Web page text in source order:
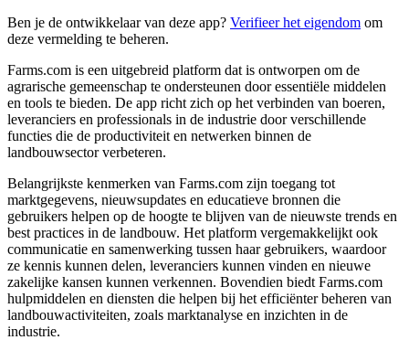
Ben je de ontwikkelaar van deze app? Verifieer het eigendom om
deze vermelding te beheren.
Farms.com is een uitgebreid platform dat is ontworpen om de
agrarische gemeenschap te ondersteunen door essentiële middelen
en tools te bieden. De app richt zich op het verbinden van boeren,
leveranciers en professionals in de industrie door verschillende
functies die de productiviteit en netwerken binnen de
landbouwsector verbeteren.
Belangrijkste kenmerken van Farms.com zijn toegang tot
marktgegevens, nieuwsupdates en educatieve bronnen die
gebruikers helpen op de hoogte te blijven van de nieuwste trends en
best practices in de landbouw. Het platform vergemakkelijkt ook
communicatie en samenwerking tussen haar gebruikers, waardoor
ze kennis kunnen delen, leveranciers kunnen vinden en nieuwe
zakelijke kansen kunnen verkennen. Bovendien biedt Farms.com
hulpmiddelen en diensten die helpen bij het efficiënter beheren van
landbouwactiviteiten, zoals marktanalyse en inzichten in de
industrie.